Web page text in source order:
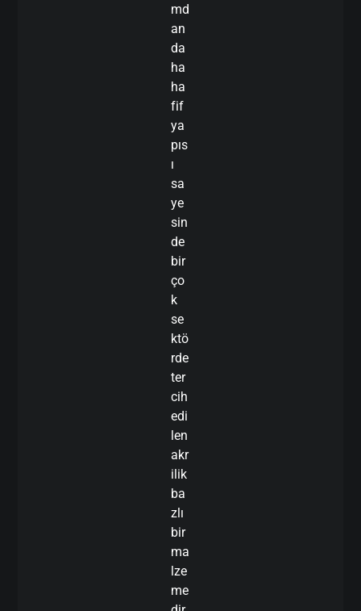
md
an
da
ha
ha
fif
ya
pıs
ı
sa
ye
sin
de
bir
ço
k
se
ktö
rde
ter
cih
edi
len
akr
ilik
ba
zlı
bir
ma
lze
me